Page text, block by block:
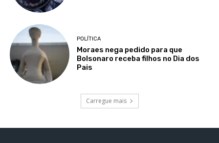
POLÍTICA
Moraes nega pedido para que
Bolsonaro receba filhos no Dia dos
Pais
Carregue mais